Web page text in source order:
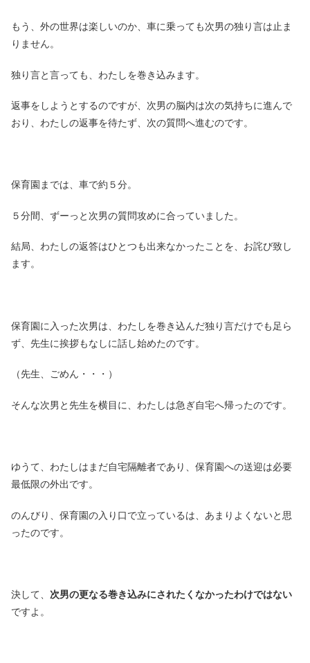
もう、外の世界は楽しいのか、車に乗っても次男の独り言は止ま
りません。
独り言と言っても、わたしを巻き込みます。
返事をしようとするのですが、次男の脳内は次の気持ちに進んで
おり、わたしの返事を待たず、次の質問へ進むのです。
保育園までは、車で約５分。
５分間、ずーっと次男の質問攻めに合っていました。
結局、わたしの返答はひとつも出来なかったことを、お詫び致し
ます。
保育園に入った次男は、わたしを巻き込んだ独り言だけでも足ら
ず、先生に挨拶もなしに話し始めたのです。
（先生、ごめん・・・）
そんな次男と先生を横目に、わたしは急ぎ自宅へ帰ったのです。
ゆうて、わたしはまだ自宅隔離者であり、保育園への送迎は必要
最低限の外出です。
のんびり、保育園の入り口で立っているは、あまりよくないと思
ったのです。
決して、 次男の更なる巻き込みにされたくなかったわけではない
ですよ。